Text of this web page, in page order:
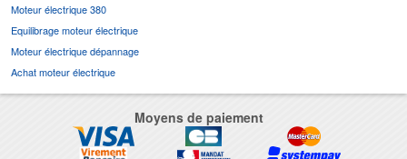
Moteur électrique 380
Equilibrage moteur électrique
Moteur électrique dépannage
Achat moteur électrique
Moyens de paiement